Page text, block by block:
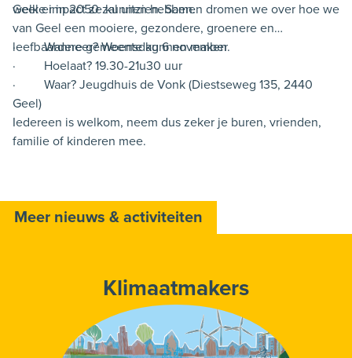
welke impact ze kunnen hebben.
Geel er in 2050 zal uitzien. Samen dromen we over hoe we
van Geel een mooiere, gezondere, groenere en
leefbaardere gemeente kunnen maken.
· Wanneer? Woensdag 6 november
· Hoelaat? 19.30-21u30 uur
· Waar? Jeugdhuis de Vonk (Diestseweg 135, 2440
Geel)
Iedereen is welkom, neem dus zeker je buren, vrienden,
familie of kinderen mee.
Meer nieuws & activiteiten
Klimaatmakers